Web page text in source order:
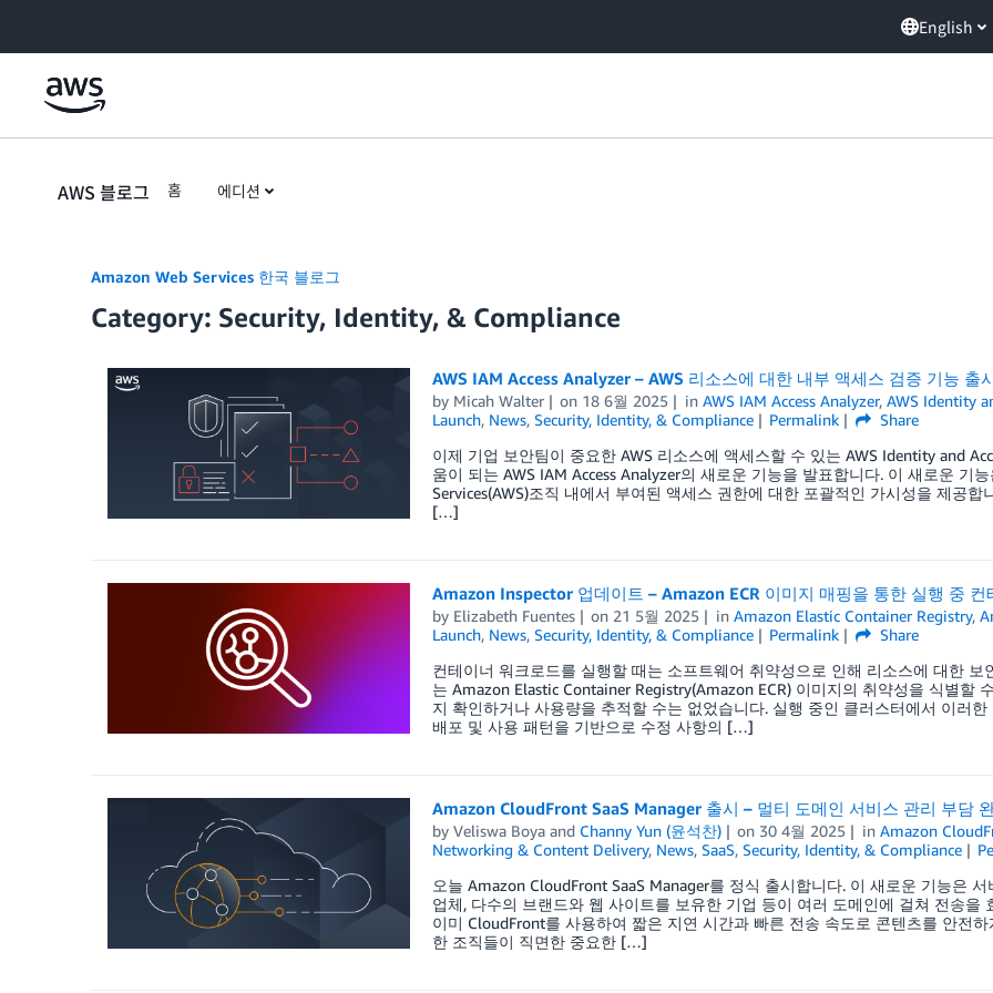
English
AWS 블로그 홈 에디션
Amazon Web Services 한국 블로그
Category: Security, Identity, & Compliance
AWS IAM Access Analyzer – AWS 리소스에 대한 내부 액세스 검증 기능 출
by Micah Walter on 18 6월 2025 inAWS IAM Access Analyzer,AWS Identity
Launch, News, Security, Identity, & Compliance Permalink
Share
이제 기업 보안팀이 중요한 AWS 리소스에 액세스할 수 있는 AWS Identity and
움이 되는 AWS IAM Access Analyzer의 새로운 기능을 발표합니다. 이 새로운 기
Services(AWS)조직 내에서 부여된 액세스 권한에 대한 포괄적인 가시성을 제공
[…]
Amazon Inspector 업데이트 – Amazon ECR 이미지 매핑을 통한 실행 중 컨
by Elizabeth Fuentes on 21 5월 2025 inAmazon Elastic Container Registry,
Launch, News, Security, Identity, & Compliance Permalink
Share
컨테이너 워크로드를 실행할 때는 소프트웨어 취약성으로 인해 리소스에 대한
는 Amazon Elastic Container Registry(Amazon ECR) 이미지의 취약성을 식별할
지 확인하거나 사용량을 추적할 수는 없었습니다. 실행 중인 클러스터에서 이러
배포 및 사용 패턴을 기반으로 수정 사항의 […]
Amazon CloudFront SaaS Manager 출시 – 멀티 도메인 서비스 관리 부담
by Veliswa Boyaand Channy Yun (윤석찬) on 30 4월 2025 inAmazon
Networking & Content Delivery, News, SaaS, Security, Identity, & Compliance
오늘 Amazon CloudFront SaaS Manager를 정식 출시합니다. 이 새로운 기능은
업체, 다수의 브랜드와 웹 사이트를 보유한 기업 등이 여러 도메인에 걸쳐 전송
이미 CloudFront를 사용하여 짧은 지연 시간과 빠른 전송 속도로 콘텐츠를 안전
한 조직들이 직면한 중요한 […]